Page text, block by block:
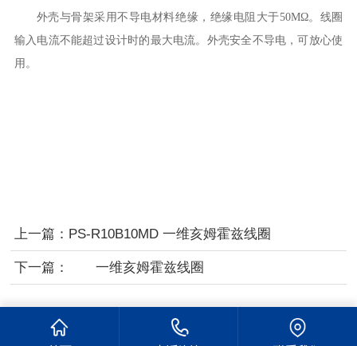
外壳与骨架采用不导电材料绝缘，绝缘电阻大于50MΩ。线圈
输入电流不能超过设计时的最大电流。外壳安全不导电，可放心使
用。
上一篇： PS-R10B10MD 一维亥姆霍兹线圈
下一篇： 一维亥姆霍兹线圈